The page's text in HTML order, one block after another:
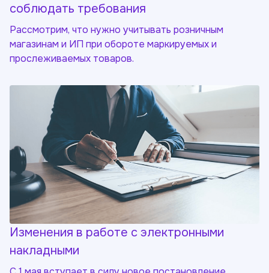
соблюдать требования
Рассмотрим, что нужно учитывать розничным
магазинам и ИП при обороте маркируемых и
прослеживаемых товаров.
Изменения в работе с электронными
накладными